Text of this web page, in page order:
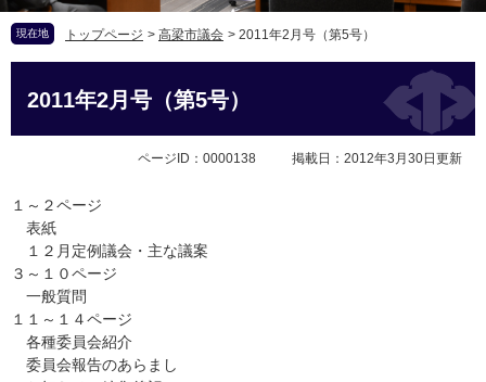
現在地 トップページ > 高梁市議会 > 2011年2月号（第5号）
2011年2月号（第5号）
ページID：0000138 掲載日：2012年3月30日更新
１～２ページ
表紙
１２月定例議会・主な議案
３～１０ページ
一般質問
１１～１４ページ
各種委員会紹介
委員会報告のあらまし